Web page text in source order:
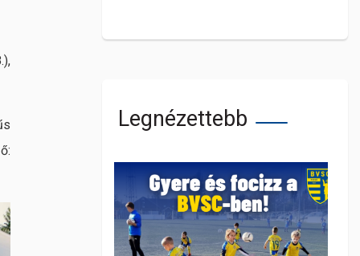
Legnézettebb